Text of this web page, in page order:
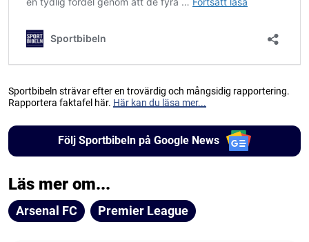
Sportbibeln strävar efter en trovärdig och mångsidig rapportering.
Rapportera faktafel här. Här kan du läsa mer...
Följ Sportbibeln på Google News
Läs mer om...
Arsenal FC Premier League